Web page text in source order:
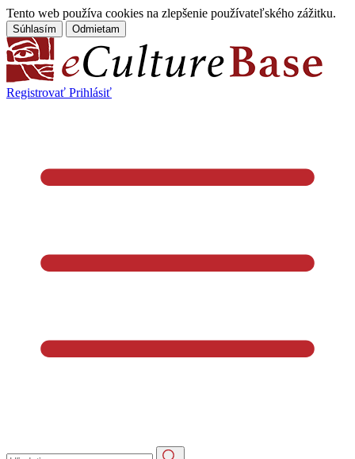
Tento web používa cookies na zlepšenie používateľského zážitku.
Súhlasím Odmietam
Registrovať Prihlásiť